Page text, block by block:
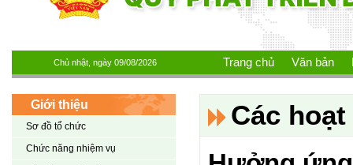
Chủ nhật, ngày 09/08/2026 Trang chủ Văn bản
Giới thiệu
Sơ đồ tổ chức
Chức năng nhiệm vụ
Các